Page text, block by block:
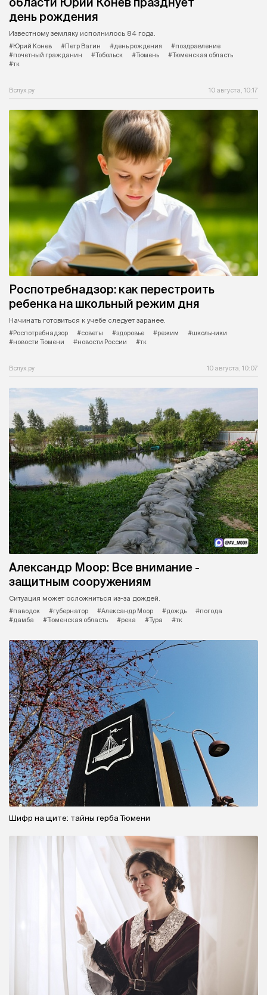
день рождения
Известному земляку исполнилось 84 года.
#Юрий Конев
#Петр Вагин #день рождения
#поздравление
#почетный гражданин
#Тобольск #Тюмень
#Тюменская область
#тк
Вслух.ру 10 августа, 10:17
Роспотребнадзор: как перестроить
ребенка на школьный режим дня
Начинать готовиться к учебе следует заранее.
#Роспотребнадзор
#советы #здоровье #режим
#школьники
#новости Тюмени
#новости России #тк
Вслух.ру 10 августа, 10:07
Александр Моор: Все внимание -
защитным сооружениям
Ситуация может осложниться из-за дождей.
#паводок
#губернатор #Александр Моор #дождь
#погода
#дамба
#Тюменская область #река #Тура #тк
Шифр на щите: тайны герба Тюмени